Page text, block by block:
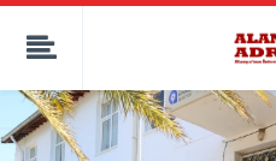
kaçak bahis
deneme bonusu
canlı bahis siteleri
deneme bonusu veren siteler